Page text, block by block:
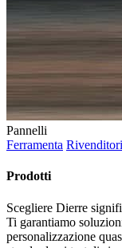
Pannelli
Ferramenta Rivenditori
Prodotti
Scegliere Dierre
Ti garantiamo
personalizzazione